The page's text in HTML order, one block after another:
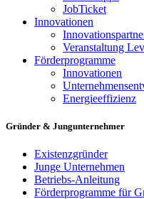
JobTicket
Innovationen
Veranstaltung
Förderprogramme
Innovationen
Energieeffizienz
Gründer & Jungunternehmer
Existenzgründer
Junge Unternehmen
Betriebs-Anleitung
Förderprogramme für